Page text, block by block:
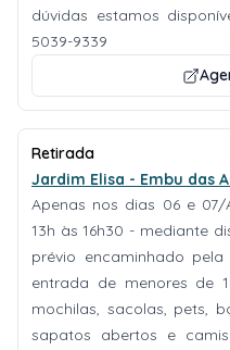
dúvidas estamos
5039-9339
Retirada
Jardim Elisa - Embu das
Apenas nos dias 06 e
13h às 16h30 - mediante
prévio encaminhado
entrada de menores de
mochilas, sacolas, pets,
sapatos abertos e